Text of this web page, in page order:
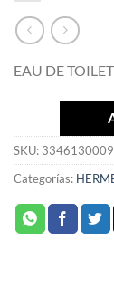
EAU DE
SKU:
Categorías: